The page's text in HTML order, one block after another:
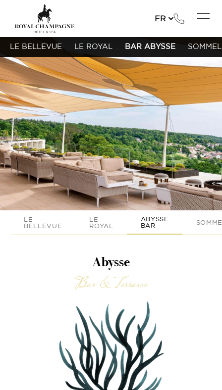
FR
LE
BELLEVUE
LE
ROYAL
ABYSSE
BAR
Abysse
Bar & Terrasse
LE BELLEVUE LE ROYAL BAR ABYSSE